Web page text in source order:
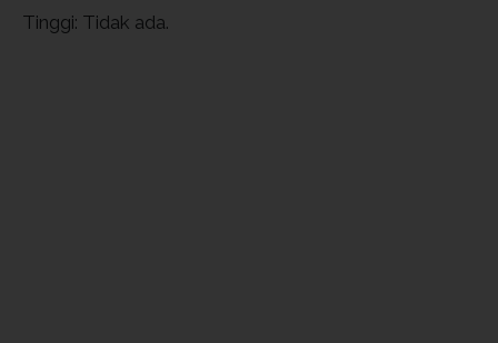
Tinggi: Tidak ada.